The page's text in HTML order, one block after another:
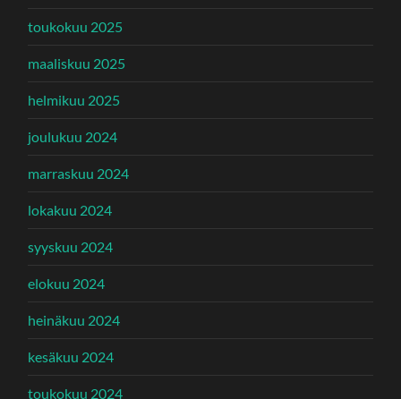
toukokuu 2025
maaliskuu 2025
helmikuu 2025
joulukuu 2024
marraskuu 2024
lokakuu 2024
syyskuu 2024
elokuu 2024
heinäkuu 2024
kesäkuu 2024
toukokuu 2024